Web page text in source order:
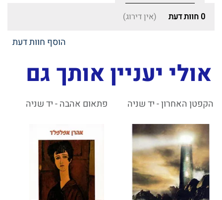
0 חוות דעת (אין דירוג)
הוסף חוות דעת
אולי יעניין אותך גם
הקפטן האחרון - יד שניה פתאום אהבה - יד שניה